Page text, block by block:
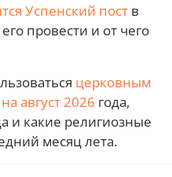
Успенский пост в
провести и от чего
церковным
август 2026 года,
и какие религиозные
месяц лета.